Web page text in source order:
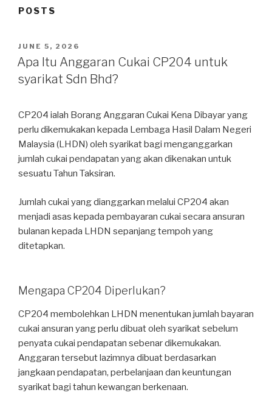
POSTS
JUNE 5, 2026
Apa Itu Anggaran Cukai CP204 untuk
syarikat Sdn Bhd?
CP204 ialah Borang Anggaran Cukai Kena Dibayar yang
perlu dikemukakan kepada Lembaga Hasil Dalam Negeri
Malaysia (LHDN) oleh syarikat bagi menganggarkan
jumlah cukai pendapatan yang akan dikenakan untuk
sesuatu Tahun Taksiran.
Jumlah cukai yang dianggarkan melalui CP204 akan
menjadi asas kepada pembayaran cukai secara ansuran
bulanan kepada LHDN sepanjang tempoh yang
ditetapkan.
Mengapa CP204 Diperlukan?
CP204 membolehkan LHDN menentukan jumlah bayaran
cukai ansuran yang perlu dibuat oleh syarikat sebelum
penyata cukai pendapatan sebenar dikemukakan.
Anggaran tersebut lazimnya dibuat berdasarkan
jangkaan pendapatan, perbelanjaan dan keuntungan
syarikat bagi tahun kewangan berkenaan.